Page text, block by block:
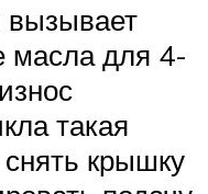
вызывает
масла для 4-
такая
крышку